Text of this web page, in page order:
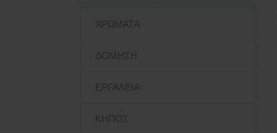
ΧΡΩΜΑΤΑ
ΔΟΜΗΣΗ
ΕΡΓΑΛΕΙΑ
ΚΗΠΟΣ